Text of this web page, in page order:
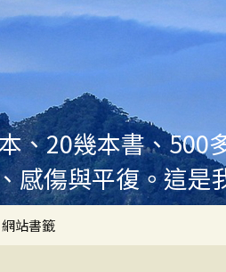
、20幾本書、500
傷與平復。這是
網站書籤